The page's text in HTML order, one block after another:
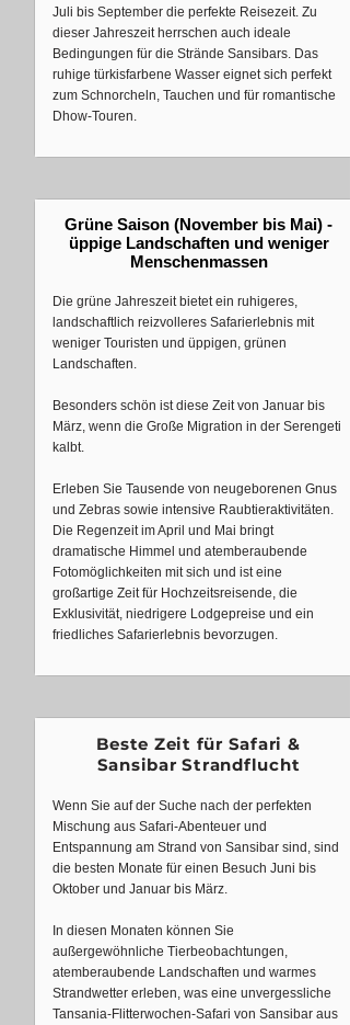
Juli bis September die perfekte Reisezeit. Zu
dieser Jahreszeit herrschen auch ideale
Bedingungen für die Strände Sansibars. Das
ruhige türkisfarbene Wasser eignet sich perfekt
zum Schnorcheln, Tauchen und für romantische
Dhow-Touren.
Grüne Saison (November bis Mai) -
üppige Landschaften und weniger
Menschenmassen
Die grüne Jahreszeit bietet ein ruhigeres,
landschaftlich reizvolleres Safarierlebnis mit
weniger Touristen und üppigen, grünen
Landschaften.
Besonders schön ist diese Zeit von Januar bis
März, wenn die Große Migration in der Serengeti
kalbt.
Erleben Sie Tausende von neugeborenen Gnus
und Zebras sowie intensive Raubtieraktivitäten.
Die Regenzeit im April und Mai bringt
dramatische Himmel und atemberaubende
Fotomöglichkeiten mit sich und ist eine
großartige Zeit für Hochzeitsreisende, die
Exklusivität, niedrigere Lodgepreise und ein
friedliches Safarierlebnis bevorzugen.
Beste Zeit für Safari &
Sansibar Strandflucht
Wenn Sie auf der Suche nach der perfekten
Mischung aus Safari-Abenteuer und
Entspannung am Strand von Sansibar sind, sind
die besten Monate für einen Besuch Juni bis
Oktober und Januar bis März.
In diesen Monaten können Sie
außergewöhnliche Tierbeobachtungen,
atemberaubende Landschaften und warmes
Strandwetter erleben, was eine unvergessliche
Tansania-Flitterwochen-Safari von Sansibar aus